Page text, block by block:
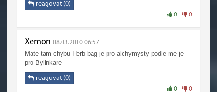
reagovat (0)
0 0
Xemon 08.03.2010 06:57
Mate tam chybu Herb bag je pro alchymysty podle me je
pro Bylinkare
reagovat (0)
0 0